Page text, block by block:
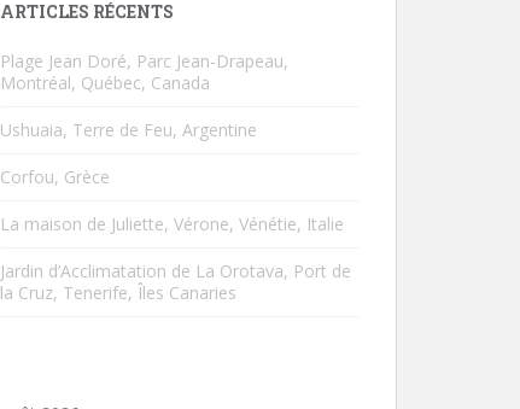
ARTICLES RÉCENTS
Plage Jean Doré, Parc Jean-Drapeau,
Montréal, Québec, Canada
Ushuaia, Terre de Feu, Argentine
Corfou, Grèce
La maison de Juliette, Vérone, Vénétie, Italie
Jardin d’Acclimatation de La Orotava, Port de
la Cruz, Tenerife, Îles Canaries